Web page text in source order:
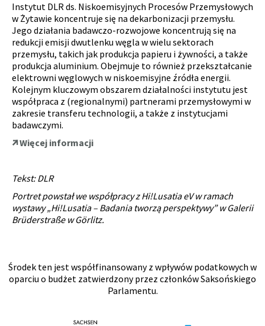
Instytut DLR ds. Niskoemisyjnych Procesów Przemysłowych
w Żytawie koncentruje się na dekarbonizacji przemysłu.
Jego działania badawczo-rozwojowe koncentrują się na
redukcji emisji dwutlenku węgla w wielu sektorach
przemysłu, takich jak produkcja papieru i żywności, a także
produkcja aluminium. Obejmuje to również przekształcanie
elektrowni węglowych w niskoemisyjne źródła energii.
Kolejnym kluczowym obszarem działalności instytutu jest
współpraca z (regionalnymi) partnerami przemysłowymi w
zakresie transferu technologii, a także z instytucjami
badawczymi.
Więcej informacji
Tekst: DLR
Portret powstał we współpracy z Hi!Lusatia eV w ramach
wystawy „Hi!Lusatia – Badania tworzą perspektywy” w Galerii
Brüderstraße w Görlitz.
Środek ten jest współfinansowany z wpływów podatkowych w
oparciu o budżet zatwierdzony przez członków Saksońskiego
Parlamentu.